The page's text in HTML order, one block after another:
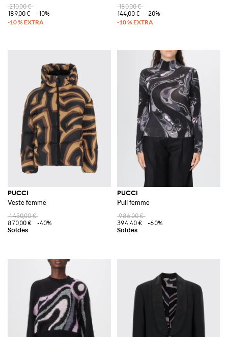
210,00 €
189,00 €
-10%
180,00 €
144,00 €
-20%
PUCCI
Veste femme
1 450,00 €
870,00 €
-40%
PUCCI
Pull femme
986,00 €
394,40 €
-60%